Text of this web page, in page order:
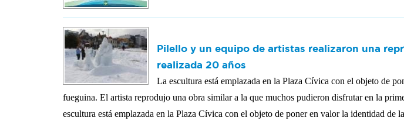
Pilello y un equipo de artistas realizaron una
realizada 20 años
La escultura está emplazada en la Plaza Cívica con el objeto de
fueguina. El artista reprodujo una obra similar a la que muchos pudieron disfrutar en la
escultura está emplazada en la Plaza Cívica con el objeto de poner en valor la identidad de